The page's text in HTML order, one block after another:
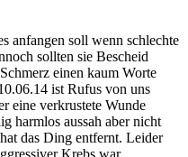
anfangen soll wenn schlechte
sollten sie Bescheid
einen kaum Worte
ist Rufus von uns
eine verkrustete Wunde
harmlos aussah aber nicht
das Ding entfernt. Leider
Krebs war,